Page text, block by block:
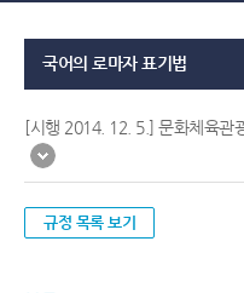
국어의 로마자 표기법
[시행 2014. 12. 5.] 문화체육
규정 목록 보기